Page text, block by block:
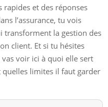
rapides et des réponses
l’assurance, tu vois
transforment la gestion des
client. Et si tu hésites
vas voir ici à quoi elle sert
limites il faut garder